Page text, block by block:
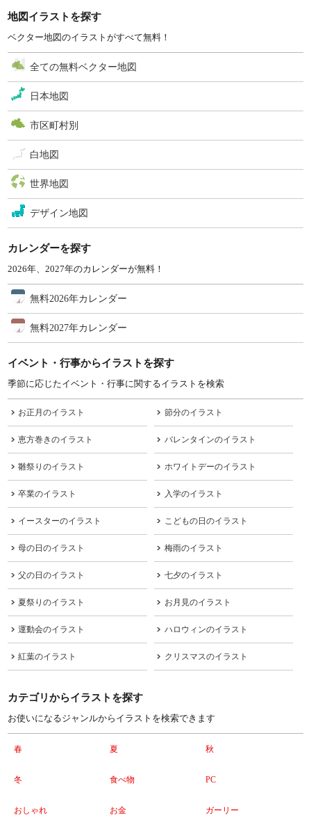
地図イラストを探す
ベクター地図のイラストがすべて無料！
全ての無料ベクター地図
日本地図
市区町村別
白地図
世界地図
デザイン地図
カレンダーを探す
2026年、2027年のカレンダーが無料！
無料2026年カレンダー
無料2027年カレンダー
イベント・行事からイラストを探す
季節に応じたイベント・行事に関するイラストを検索
お正月のイラスト 節分のイラスト
恵方巻きのイラスト バレンタインのイラスト
雛祭りのイラスト ホワイトデーのイラスト
卒業のイラスト 入学のイラスト
イースターのイラスト こどもの日のイラスト
母の日のイラスト 梅雨のイラスト
父の日のイラスト 七夕のイラスト
夏祭りのイラスト お月見のイラスト
運動会のイラスト ハロウィンのイラスト
紅葉のイラスト クリスマスのイラスト
カテゴリからイラストを探す
お使いになるジャンルからイラストを検索できます
春 夏 秋
冬 食べ物 PC
おしゃれ お金 ガーリー